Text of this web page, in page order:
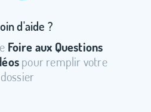
d'aide ?
Foire aux Questions
pour remplir votre
dossier